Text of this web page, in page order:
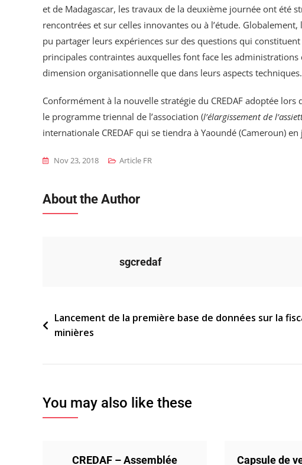
et de Madagascar, les travaux de la deuxième journée ont
rencontrées et sur celles innovantes ou à l’étude.
pu partager leurs expériences sur des questions qui
principales contraintes auxquelles font face les
dimension organisationnelle que dans leurs aspects techniques.
Conformément à la nouvelle stratégie du CREDAF adoptée
le programme triennal de l’association (l’élargissement de
internationale CREDAF qui se tiendra à Yaoundé (Cameroun)
Nov 23, 2018 Article FR
About the Author
sgcredaf
Navigation
de
Lancement de la première base de données sur la
minières
You may also like these
CREDAF – Assemblée Capsule de